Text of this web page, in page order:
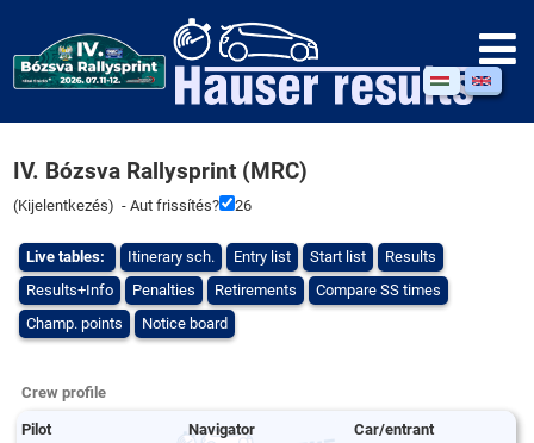
IV. Bózsva Rallysprint (MRC)
(Kijelentkezés) - Aut frissítés? 26
Live tables: Itinerary sch. Entry list Start list
Results
Results+Info
Penalties Retirements
Compare SS times
Champ. points
Notice board
Crew profile
Pilot Navigator Car/entrant